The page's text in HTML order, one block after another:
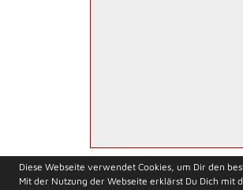
soccero.de
© 2006 - 2026
Diese Webseite verwendet Cookies, um Dir den
Mit der Nutzung der Webseite erklärst Du Dich mit